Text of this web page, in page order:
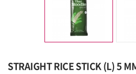
STRAIGHT RICE STICK (L) 5